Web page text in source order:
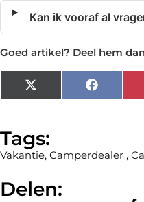
Kan ik vooraf al
Goed artikel? Deel hem
X
(Twitter)
Tags:
Vakantie, Camperdealer ,
Delen: